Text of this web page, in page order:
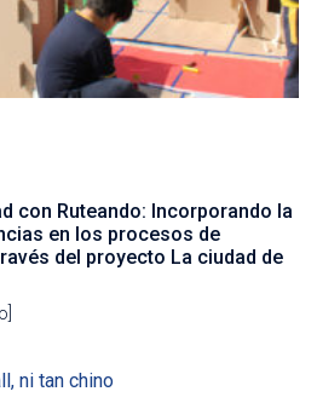
con Ruteando: Incorporando la
en los procesos de
del proyecto La ciudad de